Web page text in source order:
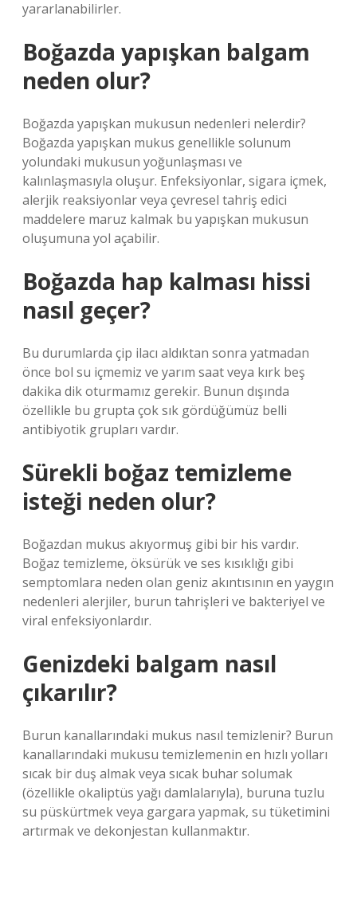
yararlanabilirler.
Boğazda yapışkan balgam
neden olur?
Boğazda yapışkan mukusun nedenleri nelerdir?
Boğazda yapışkan mukus genellikle solunum
yolundaki mukusun yoğunlaşması ve
kalınlaşmasıyla oluşur. Enfeksiyonlar, sigara içmek,
alerjik reaksiyonlar veya çevresel tahriş edici
maddelere maruz kalmak bu yapışkan mukusun
oluşumuna yol açabilir.
Boğazda hap kalması hissi
nasıl geçer?
Bu durumlarda çip ilacı aldıktan sonra yatmadan
önce bol su içmemiz ve yarım saat veya kırk beş
dakika dik oturmamız gerekir. Bunun dışında
özellikle bu grupta çok sık gördüğümüz belli
antibiyotik grupları vardır.
Sürekli boğaz temizleme
isteği neden olur?
Boğazdan mukus akıyormuş gibi bir his vardır.
Boğaz temizleme, öksürük ve ses kısıklığı gibi
semptomlara neden olan geniz akıntısının en yaygın
nedenleri alerjiler, burun tahrişleri ve bakteriyel ve
viral enfeksiyonlardır.
Genizdeki balgam nasıl
çıkarılır?
Burun kanallarındaki mukus nasıl temizlenir? Burun
kanallarındaki mukusu temizlemenin en hızlı yolları
sıcak bir duş almak veya sıcak buhar solumak
(özellikle okaliptüs yağı damlalarıyla), buruna tuzlu
su püskürtmek veya gargara yapmak, su tüketimini
artırmak ve dekonjestan kullanmaktır.